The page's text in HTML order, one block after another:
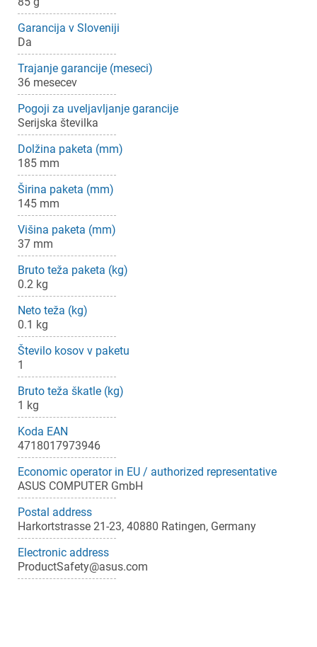
Garancija v Sloveniji
Da
Trajanje garancije (meseci)
36 mesecev
Pogoji za uveljavljanje garancije
Serijska številka
Dolžina paketa (mm)
185 mm
Širina paketa (mm)
145 mm
Višina paketa (mm)
37 mm
Bruto teža paketa (kg)
0.2 kg
Neto teža (kg)
0.1 kg
Število kosov v paketu
1
Bruto teža škatle (kg)
1 kg
Koda EAN
4718017973946
Economic operator in EU / authorized representative
ASUS COMPUTER GmbH
Postal address
Harkortstrasse 21-23, 40880 Ratingen, Germany
Electronic address
ProductSafety@asus.com
Prijava
Za dodajanje na seznam želja morate biti prijavljeni.
Prekliči